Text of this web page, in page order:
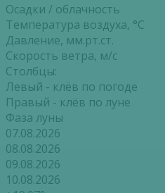
Осадки / облачность
Температура воздуха, °С
Давление, мм.рт.ст.
Скорость ветра, м/с
Столбцы:
Левый - клёв по погоде
Правый - клёв по луне
Фаза луны
07.08.2026
08.08.2026
09.08.2026
10.08.2026